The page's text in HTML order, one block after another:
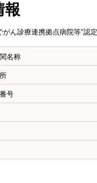
報
ん診療連携拠点病院等”認
名称
号